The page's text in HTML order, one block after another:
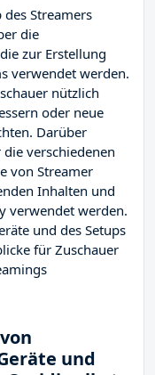
Streamers
die
zur Erstellung
verwendet werden.
nützlich
oder neue
Darüber
verschiedenen
von Streamer
Inhalten und
verwendet werden.
und des Setups
für Zuschauer
und